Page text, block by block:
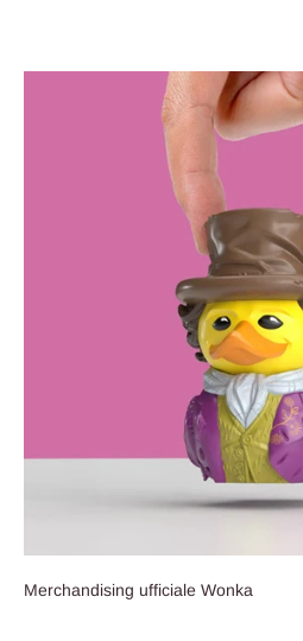
Merchandising ufficiale Wonka